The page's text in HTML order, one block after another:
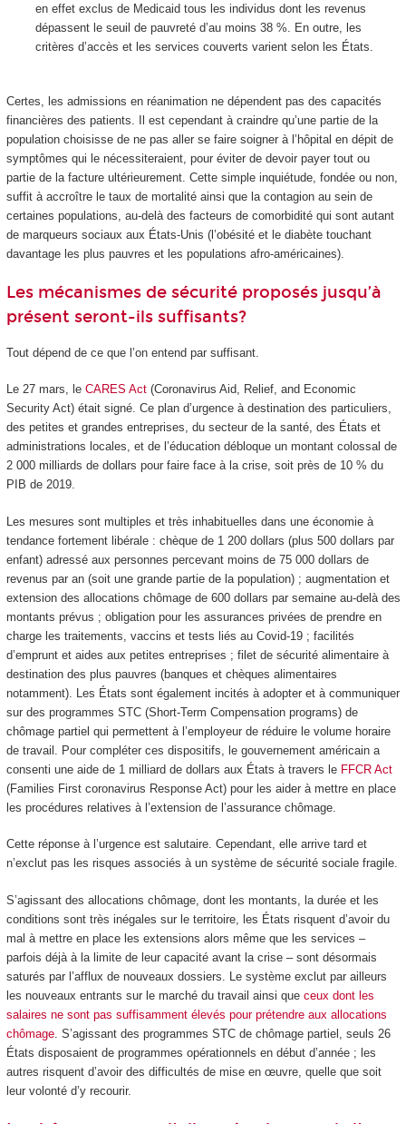
en effet exclus de Medicaid tous les individus dont les revenus
dépassent le seuil de pauvreté d’au moins 38 %. En outre, les
critères d’accès et les services couverts varient selon les États.
Certes, les admissions en réanimation ne dépendent pas des capacités
financières des patients. Il est cependant à craindre qu’une partie de la
population choisisse de ne pas aller se faire soigner à l’hôpital en dépit de
symptômes qui le nécessiteraient, pour éviter de devoir payer tout ou
partie de la facture ultérieurement. Cette simple inquiétude, fondée ou non,
suffit à accroître le taux de mortalité ainsi que la contagion au sein de
certaines populations, au-delà des facteurs de comorbidité qui sont autant
de marqueurs sociaux aux États-Unis (l’obésité et le diabète touchant
davantage les plus pauvres et les populations afro-américaines).
Les mécanismes de sécurité proposés jusqu’à
présent seront-ils suffisants?
Tout dépend de ce que l’on entend par suffisant.
Le 27 mars, le CARES Act(Coronavirus Aid, Relief, and Economic
Security Act) était signé. Ce plan d’urgence à destination des particuliers,
des petites et grandes entreprises, du secteur de la santé, des États et
administrations locales, et de l’éducation débloque un montant colossal de
2 000 milliards de dollars pour faire face à la crise, soit près de 10 % du
PIB de 2019.
Les mesures sont multiples et très inhabituelles dans une économie à
tendance fortement libérale : chèque de 1 200 dollars (plus 500 dollars par
enfant) adressé aux personnes percevant moins de 75 000 dollars de
revenus par an (soit une grande partie de la population) ; augmentation et
extension des allocations chômage de 600 dollars par semaine au-delà des
montants prévus ; obligation pour les assurances privées de prendre en
charge les traitements, vaccins et tests liés au Covid-19 ; facilités
d’emprunt et aides aux petites entreprises ; filet de sécurité alimentaire à
destination des plus pauvres (banques et chèques alimentaires
notamment). Les États sont également incités à adopter et à communiquer
sur des programmes STC (Short-Term Compensation programs) de
chômage partiel qui permettent à l’employeur de réduire le volume horaire
de travail. Pour compléter ces dispositifs, le gouvernement américain a
consenti une aide de 1 milliard de dollars aux États à travers le FFCR Act
(Families First coronavirus Response Act) pour les aider à mettre en place
les procédures relatives à l’extension de l’assurance chômage.
Cette réponse à l’urgence est salutaire. Cependant, elle arrive tard et
n’exclut pas les risques associés à un système de sécurité sociale fragile.
S’agissant des allocations chômage, dont les montants, la durée et les
conditions sont très inégales sur le territoire, les États risquent d’avoir du
mal à mettre en place les extensions alors même que les services –
parfois déjà à la limite de leur capacité avant la crise – sont désormais
saturés par l’afflux de nouveaux dossiers. Le système exclut par ailleurs
les nouveaux entrants sur le marché du travail ainsi que ceux dont les
salaires ne sont pas suffisamment élevés pour prétendre aux allocations
chômage. S’agissant des programmes STC de chômage partiel, seuls 26
États disposaient de programmes opérationnels en début d’année ; les
autres risquent d’avoir des difficultés de mise en œuvre, quelle que soit
leur volonté d’y recourir.